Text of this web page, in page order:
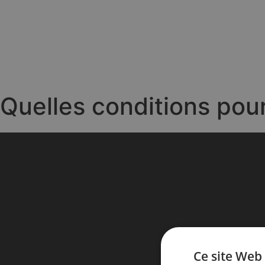
Quelles conditions
Ce site